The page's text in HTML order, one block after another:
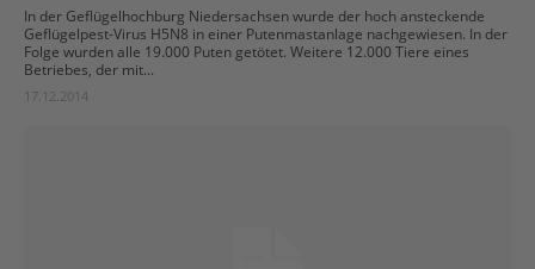
In der Geflügelhochburg Niedersachsen wurde der hoch ansteckende
Geflügelpest-Virus H5N8 in einer Putenmastanlage nachgewiesen. In der
Folge wurden alle 19.000 Puten getötet. Weitere 12.000 Tiere eines
Betriebes, der mit...
17.12.2014